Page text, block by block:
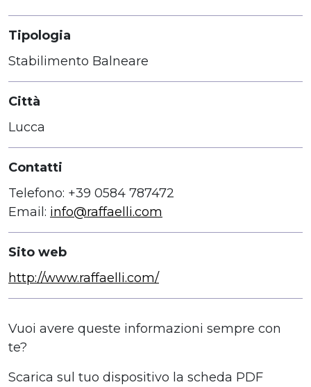
Tipologia
Stabilimento Balneare
Città
Lucca
Contatti
Telefono: +39 0584 787472
Email: info@raffaelli.com
Sito web
http://www.raffaelli.com/
Vuoi avere queste informazioni sempre con
te?
Scarica sul tuo dispositivo la scheda PDF